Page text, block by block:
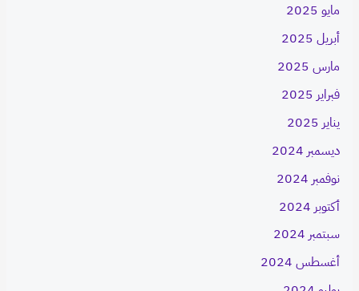
مايو 2025
أبريل 2025
مارس 2025
فبراير 2025
يناير 2025
ديسمبر 2024
نوفمبر 2024
أكتوبر 2024
سبتمبر 2024
أغسطس 2024